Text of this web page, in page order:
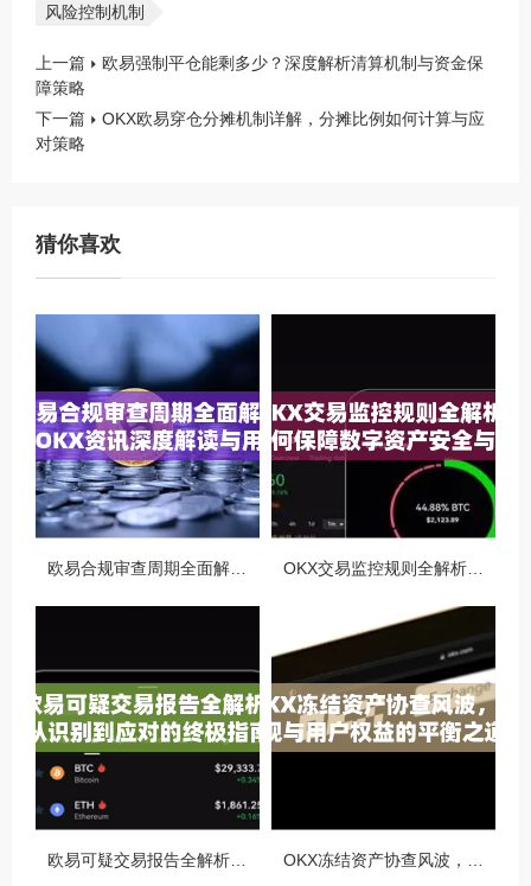
风险控制机制
上一篇
欧易强制平仓能剩多少？深度解析清算机制与资金保
障策略
下一篇
OKX欧易穿仓分摊机制详解，分摊比例如何计算与应
对策略
猜你喜欢